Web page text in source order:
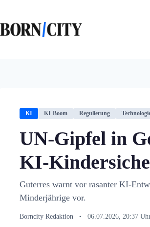
springen
KI KI-Boom Regulierung
UN-Gipfel in
KI-
Guterres warnt vor rasanter KI-
Minderjährige vor.
Borncity Redaktion • 06.07.2026, 20:37